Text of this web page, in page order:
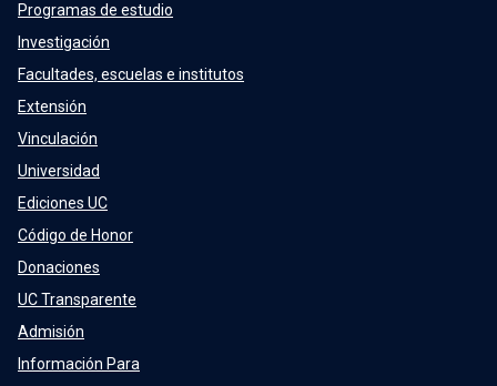
Programas de estudio
Investigación
Facultades, escuelas e institutos
Extensión
Vinculación
Universidad
Ediciones UC
Código de Honor
Donaciones
UC Transparente
Admisión
Información Para